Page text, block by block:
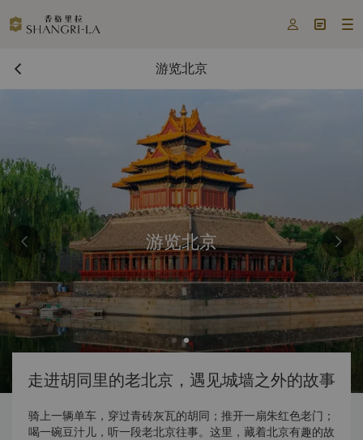
  
游览北京
游览北京
走进胡同里的老北京，遇见城墙之外的故事
骑上一辆单车，穿过青砖灰瓦的胡同；推开一扇朱红色老门；
喝一碗豆汁儿，听一段老北京往事。这里，藏着北京有趣的故